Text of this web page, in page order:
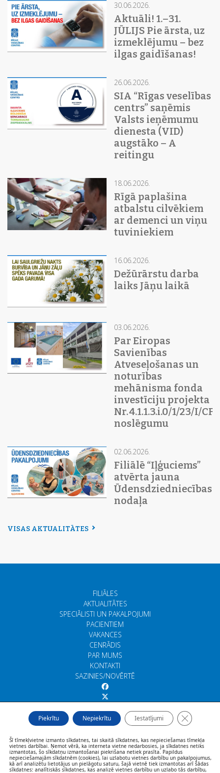
30.06.2026.
Aktuāli! 1.–31.
JŪLIJS Pie ārsta, uz
izmeklējumu – bez
ilgas gaidīšanas!
26.06.2026.
SIA “Rīgas veselības
centrs” saņēmis
Valsts ieņēmumu
dienesta (VID)
augstāko – A
reitingu
18.06.2026.
Rīgā paplašina
atbalstu cilvēkiem
ar demenci un viņu
tuviniekiem
16.06.2026.
Dežūrārstu darba
laiks Jāņu laikā
03.06.2026.
Par Eiropas
Savienības
Atveseļošanas un
noturības
mehānisma fonda
investīciju projekta
Nr. 4.1.1.3.i.0/1/23/I/
noslēgumu
02.06.2026.
Filiālē “Iļģuciems”
atvērta jauna
Ūdensdziedniecības
nodaļa
VISAS AKTUALITĀTES
FILIĀLES
AKTUALITĀTES
SPECIĀLISTI UN PAKALPOJUMI
PACIENTIEM
VAKANCES
CENRĀDIS
PAR MUMS
KONTAKTI
SAZINIES/NOVĒRTĒ
Šī tīmekļvietne izmanto sīkdatnes, tai skaitā sīkdatnes, kas nepieciešamas tīmekļa
vietnes darbībai. Ņemot vērā, ka interneta vietne nedarbosies, ja sīkdatnes netiks
izmantotas, šo sīkdatņu izmantošanai piekrišana netiek prasīta. Papildus
nepieciešamajām sīkdatnēm (cookies), lai uzlabotu vietnes darbību un pakalpojumus,
kā arī analizētu lietotājus un pielāgotu saturu, šajā vietnē tiek izmantotas arī šādas
sīkdatnes: analītiskās sīkdatnes, kas analizē vietnes darbību un uzlabo tās darbību,
Piekrītu Nepiekrītu Iestatījumi Close